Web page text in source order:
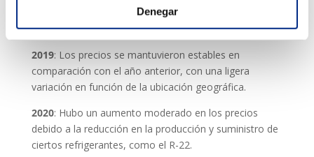
Denegar
dependiendo del tipo de refrigerante y el tamaño del
sistema.
2019: Los precios se mantuvieron estables en
comparación con el año anterior, con una ligera
variación en función de la ubicación geográfica.
2020: Hubo un aumento moderado en los precios
debido a la reducción en la producción y suministro de
ciertos refrigerantes, como el R-22.